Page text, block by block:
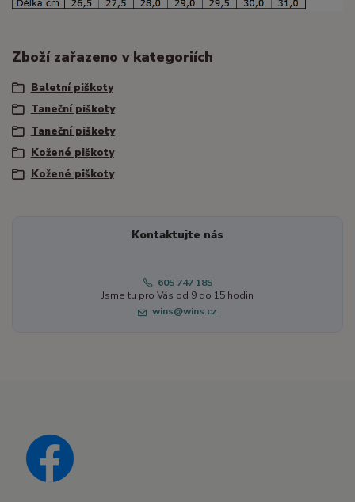
Zboží zařazeno v kategoriích
Baletní piškoty
Taneční piškoty
Taneční piškoty
Kožené piškoty
Kožené piškoty
Kontaktujte nás
605 747 185
Jsme tu pro Vás od 9 do 15 hodin
wins@wins.cz